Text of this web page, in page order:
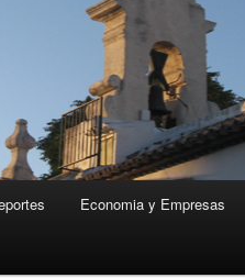
Economia y Empresas